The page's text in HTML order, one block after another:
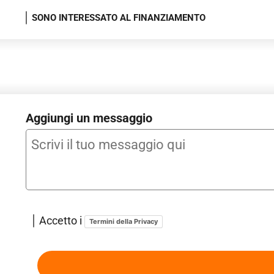
parabrezza [7AA] - Indicatore livello liquido per
mantenimento del veicolo in corsia [6I1] - Light
leva cambio in pelle [6Q2] - Portaticket sul montante A -
del serbatoio (tramite chiusura centralizzata) - Radio
serbatoio - Regolazione profondità luce dei proiettori
SONO INTERESSATO AL FINANZIAMENTO
Aggiungi un messaggio
Accetto i Termini della Privacy